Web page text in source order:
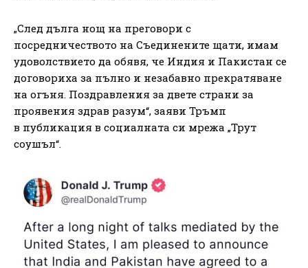
„След дълга нощ на преговори с
посредничеството на Съединените щати, имам
удоволствието да обявя, че Индия и Пакистан се
договориха за пълно и незабавно прекратяване
на огъня. Поздравления за двете страни за
проявения здрав разум“, заяви Тръмп
в публикация в социалната си мрежа „Трут
соушъл“.